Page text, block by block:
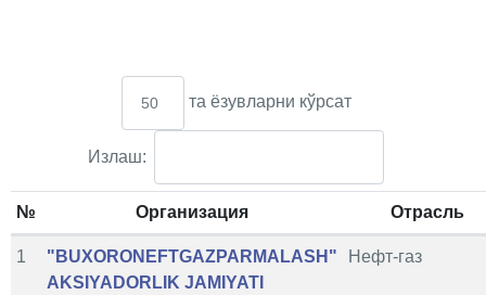
та ёзувларни кўрсат
Излаш:
№ Организация Отрасль
1
"BUXORONEFTGAZPARMALASH"
AKSIYADORLIK JAMIYATI
Нефт-газ